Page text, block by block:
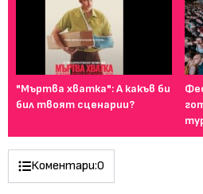
"Мъртва хватка": А какъв би
бил твоят сценарии?
Коментари:0